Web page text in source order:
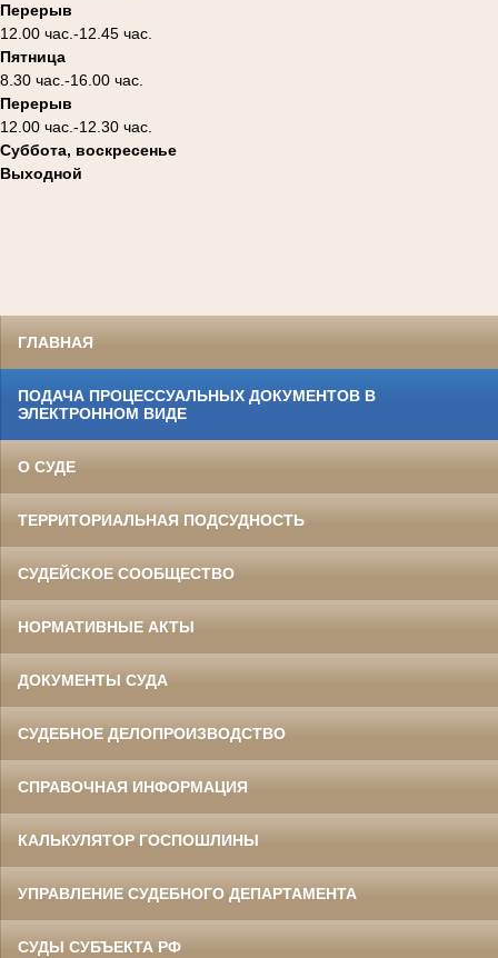
Перерыв
12.00 час.-12.45 час.
Пятница
8.30 час.-16.00 час.
Перерыв
12.00 час.-12.30 час.
Суббота, воскресенье
Выходной
ГЛАВНАЯ
ПОДАЧА ПРОЦЕССУАЛЬНЫХ ДОКУМЕНТОВ В
ЭЛЕКТРОННОМ ВИДЕ
О СУДЕ
ТЕРРИТОРИАЛЬНАЯ ПОДСУДНОСТЬ
СУДЕЙСКОЕ СООБЩЕСТВО
НОРМАТИВНЫЕ АКТЫ
ДОКУМЕНТЫ СУДА
СУДЕБНОЕ ДЕЛОПРОИЗВОДСТВО
СПРАВОЧНАЯ ИНФОРМАЦИЯ
КАЛЬКУЛЯТОР ГОСПОШЛИНЫ
УПРАВЛЕНИЕ СУДЕБНОГО ДЕПАРТАМЕНТА
СУДЫ СУБЪЕКТА РФ